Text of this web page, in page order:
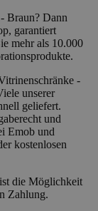
Braun? Dann
garantiert
mehr als 10.000
-
unserer
geliefert.
und
Emob und
kostenlosen
die Möglichkeit
Zahlung.